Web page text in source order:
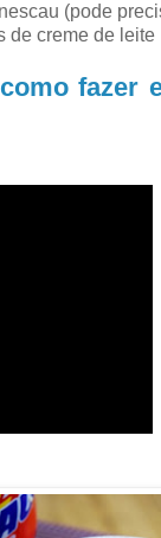
(pode
de creme de leite
fazer